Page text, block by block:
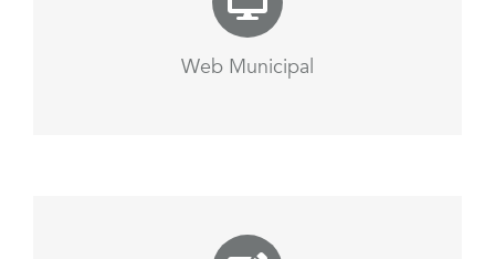
Web Municipal